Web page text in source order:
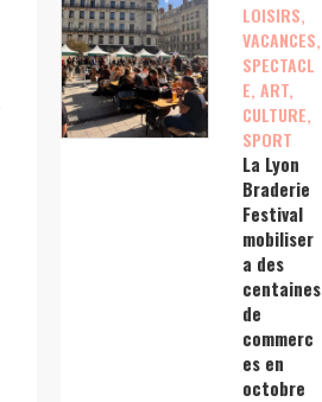
LOISIRS,
VACANCES,
SPECTACL
E, ART,
CULTURE,
SPORT
La Lyon
Braderie
Festival
mobiliser
a des
centaines
de
commerc
es en
octobre